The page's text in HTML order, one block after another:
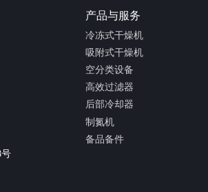
产品与服务
冷冻式干燥机
吸附式干燥机
空分类设备
高效过滤器
后部冷却器
制氮机
备品备件